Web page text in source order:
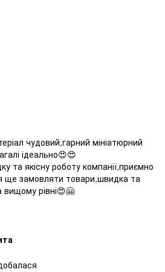
чудовий,гарний мініатюрний
ідеально😍😍
та якісну роботу компанії,приємно
ще замовляти товари,швидка та
рівні😍🤗